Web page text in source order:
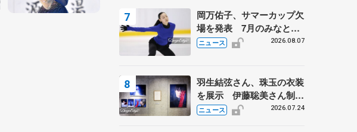
る記事 5選
岡万佑子、サマーカップ欠
場を発表 7月のみなとア
クルス杯は腰痛の影響で
ニュース 2026.08.07
羽生結弦さん、珠玉の衣装
を展示 伊藤聡美さん制作
の一点もの、矢口亨さんが
ニュース 2026.07.24